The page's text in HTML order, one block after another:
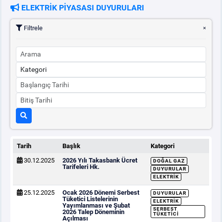
ELEKTRİK PİYASASI DUYURULARI
Filtrele
Tarih Başlık
Kategori
30.12.2025
2026 Yılı Takasbank Ücret
Tarifeleri Hk.
DOĞAL GAZ
DUYURULAR
ELEKTRIK
25.12.2025
Ocak 2026 Dönemi Serbest
Tüketici Listelerinin
Yayımlanması ve Şubat
2026 Talep Döneminin
Açılması
DUYURULAR
ELEKTRIK
SERBEST
TÜKETICI